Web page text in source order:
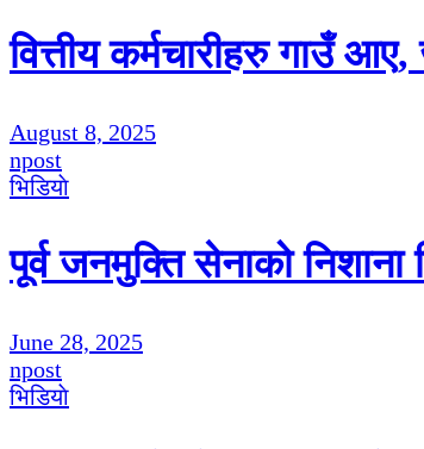
वित्तीय कर्मचारीहरु गाउँ आए,
August 8, 2025
npost
भिडियाे
पूर्व जनमुक्ति सेनाको निशाना
June 28, 2025
npost
भिडियाे